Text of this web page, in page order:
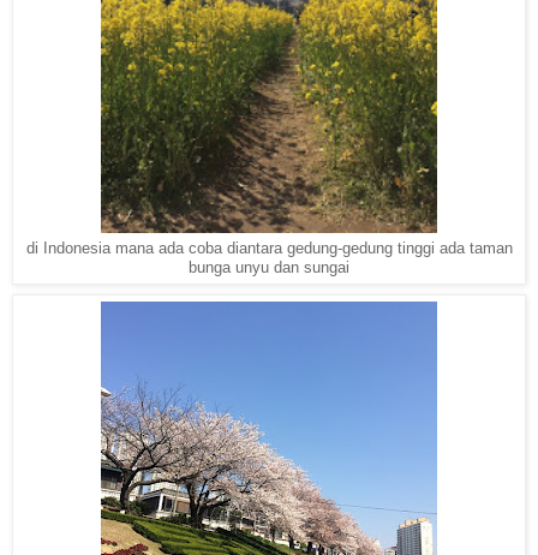
di Indonesia mana ada coba diantara gedung-gedung tinggi ada taman
bunga unyu dan sungai